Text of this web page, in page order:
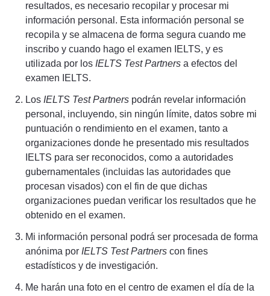
resultados, es necesario recopilar y procesar mi
información personal. Esta información personal se
recopila y se almacena de forma segura cuando me
inscribo y cuando hago el examen IELTS, y es
utilizada por los IELTS Test Partners a efectos del
examen IELTS.
Los IELTS Test Partners podrán revelar información
personal, incluyendo, sin ningún límite, datos sobre mi
puntuación o rendimiento en el examen, tanto a
organizaciones donde he presentado mis resultados
IELTS para ser reconocidos, como a autoridades
gubernamentales (incluidas las autoridades que
procesan visados) con el fin de que dichas
organizaciones puedan verificar los resultados que he
obtenido en el examen.
Mi información personal podrá ser procesada de forma
anónima por IELTS Test Partners con fines
estadísticos y de investigación.
Me harán una foto en el centro de examen el día de la